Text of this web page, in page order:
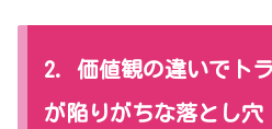
2. 価値観の違いでト
が陥りがちな落とし穴